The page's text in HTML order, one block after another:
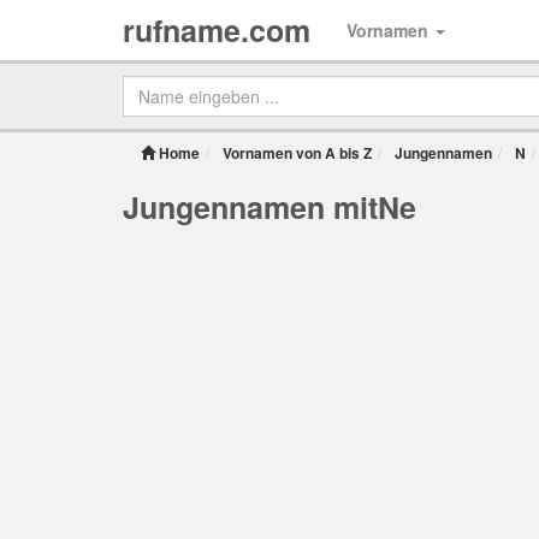
rufname.com Vornamen
Home Vornamen von A bis Z Jungennamen N
Jungennamen mitNe